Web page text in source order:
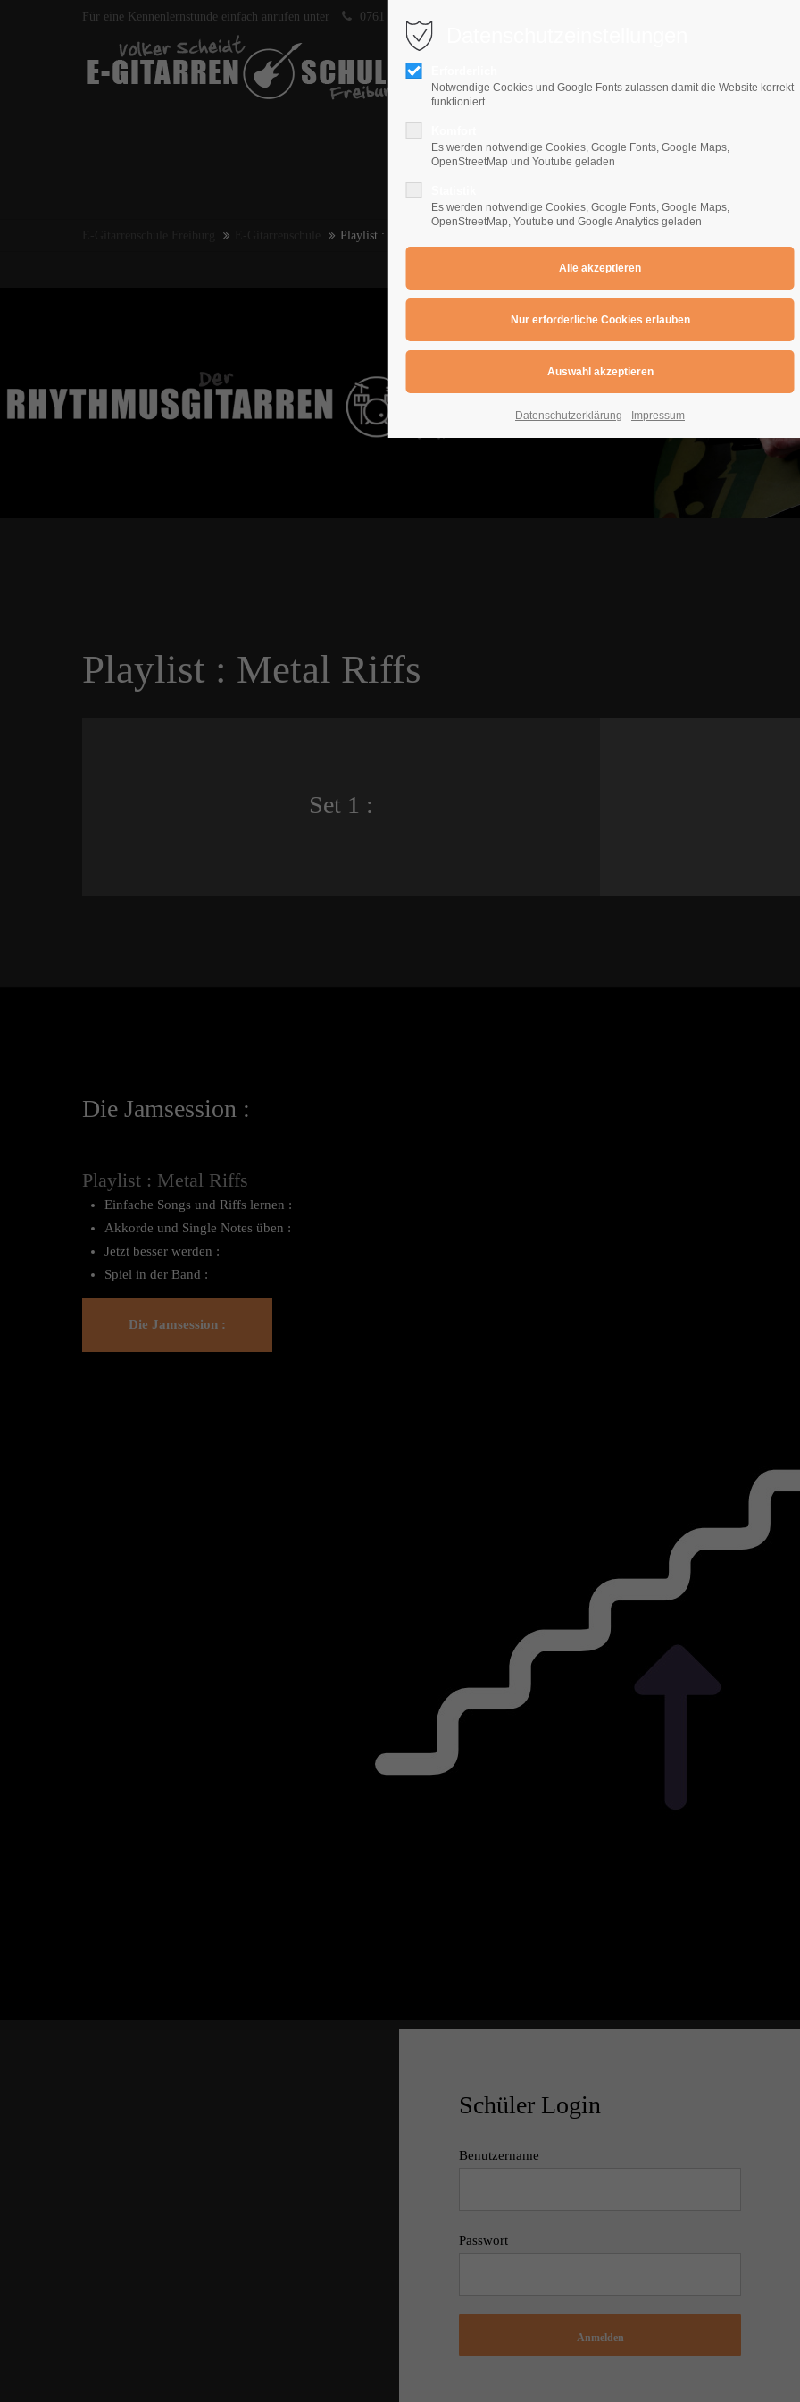
Für eine Kennenlernstunde einfach anrufen unter 0761 400 10 64
Home E-Gitarrenschule
Playlist : Metal Riffs
Playlist : Metal Riffs
Set 1 :
Die Jamsession :
Playlist : Metal Riffs
Einfache Songs und Riffs lernen :
Akkorde und Single Notes üben :
Jetzt besser werden :
Spiel in der Band :
Die Jamsession :
Schüler Login
Benutzername
Passwort
Anmelden
Notwendige Cookies und Google Fonts zulassen damit die Website korrekt
funktioniert
Es werden notwendige Cookies, Google Fonts, Google Maps,
OpenStreetMap und Youtube geladen
Es werden notwendige Cookies, Google Fonts, Google Maps,
OpenStreetMap, Youtube und Google Analytics geladen
Datenschutzerklärung Impressum